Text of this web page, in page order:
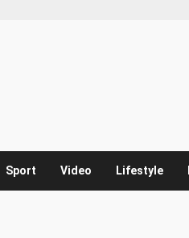
Sport Video Lifestyle